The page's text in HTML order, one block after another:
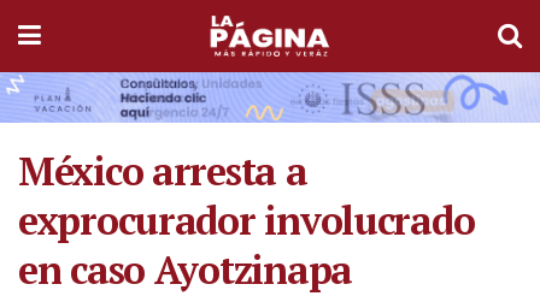
México arresta a
exprocurador involucrado
en caso Ayotzinapa